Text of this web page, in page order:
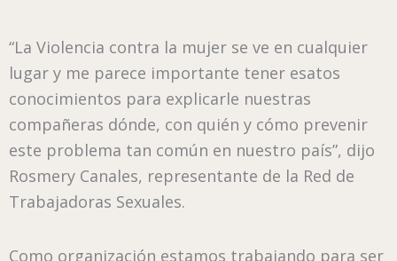
“La Violencia contra la mujer se ve en cualquier
lugar y me parece importante tener esatos
conocimientos para explicarle nuestras
compañeras dónde, con quién y cómo prevenir
este problema tan común en nuestro país”, dijo
Rosmery Canales, representante de la Red de
Trabajadoras Sexuales.
Como organización estamos trabajando para ser